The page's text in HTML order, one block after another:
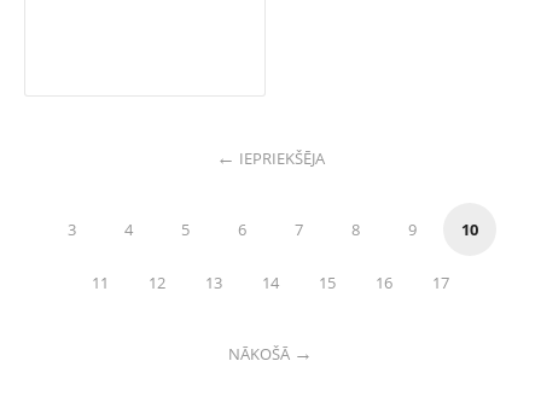
IEPRIEKŠĒJA
3 4 5 6 7 8 9 10
11 12 13 14 15 16 17
NĀKOŠĀ